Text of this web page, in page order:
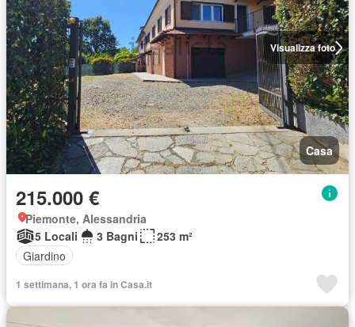
Visualizza foto
Casa
215.000 €
Piemonte, Alessandria
5 Locali
3 Bagni
253 m²
Giardino
1 settimana, 1 ora fa in Casa.it